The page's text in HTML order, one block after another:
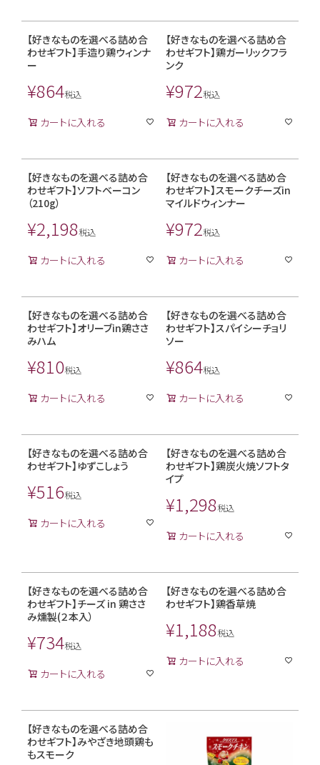
【好きなものを選べる詰め合
わせギフト】手造り鶏ウィンナ
ー
¥864税込
カートに入れる
【好きなものを選べる詰め合
わせギフト】鶏ガーリックフラ
ンク
¥972税込
カートに入れる
【好きなものを選べる詰め合
わせギフト】ソフトベーコン
（210g）
¥2,198税込
カートに入れる
【好きなものを選べる詰め合
わせギフト】スモークチーズin
マイルドウィンナー
¥972税込
カートに入れる
【好きなものを選べる詰め合
わせギフト】オリーブin鶏ささ
みハム
¥810税込
カートに入れる
【好きなものを選べる詰め合
わせギフト】スパイシーチョリ
ソー
¥864税込
カートに入れる
【好きなものを選べる詰め合
わせギフト】ゆずこしょう
¥516税込
カートに入れる
【好きなものを選べる詰め合
わせギフト】鶏炭火焼ソフトタ
イプ
¥1,298税込
カートに入れる
【好きなものを選べる詰め合
わせギフト】チーズ in 鶏ささ
み燻製(２本入）
¥734税込
カートに入れる
【好きなものを選べる詰め合
わせギフト】鶏香草焼
¥1,188税込
カートに入れる
【好きなものを選べる詰め合
わせギフト】みやざき地頭鶏も
もスモーク